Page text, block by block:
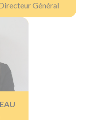
Général